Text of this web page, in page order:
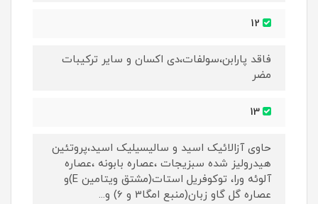
فاقد پارابن،سولفات،دی اکسان و سایر ترکیبات
مضر
حاوی آزالائیک اسید و سالیسیلیک اسید،پروتئین
هیدرولیز شده سبزیجات ،عصاره بابونه ،عصاره
آلوئه ورا، توکوفریل استات(مشتق ویتامین E)و
عصاره گل گاو زبان(منبع امگا3 و 6) و...